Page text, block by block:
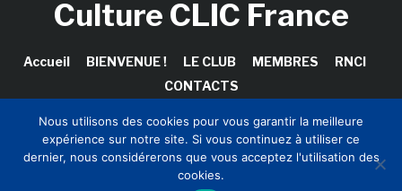
Culture CLIC France
Accueil BIENVENUE ! LE CLUB MEMBRES
RNCI
CONTACTS
Copyright © 2026 Club Innovation & Culture CLIC France /
Sinapses Conseils
Nous utilisons des cookies pour vous garantir la meilleure
expérience sur notre site. Si vous continuez à utiliser ce
dernier, nous considérerons que vous acceptez l'utilisation des
cookies.